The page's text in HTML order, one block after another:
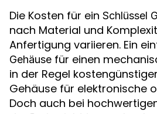
Die Kosten für ein Schlüssel
nach Material und
Anfertigung variieren. Ein
Gehäuse für einen
in der Regel
Gehäuse für elektronische
Doch auch bei